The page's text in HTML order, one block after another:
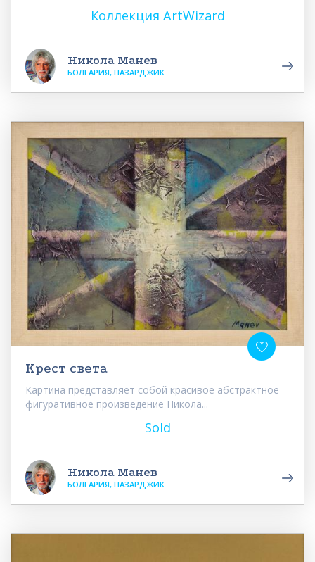
Коллекция ArtWizard
Никола Манев
БОЛГАРИЯ, ПАЗАРДЖИК
Крест света
Картина представляет собой красивое абстрактное
фигуративное произведение Никола...
Sold
Никола Манев
БОЛГАРИЯ, ПАЗАРДЖИК